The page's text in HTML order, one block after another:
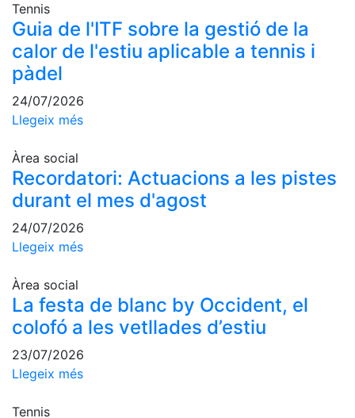
Palmarès
equips
Llegendes
Jugadors
professionals
Competicions
Social de
Tennis
Quadres
de Joc
Quadre
Històric
del
Campionat
Social
Fotos
Tennis
Guia de l'ITF sobre la gestió de la
calor de l'estiu aplicable a tennis i
pàdel
24/07/2026
Llegeix més
Àrea social
Recordatori: Actuacions a les pistes
durant el mes d'agost
24/07/2026
Llegeix més
Àrea social
La festa de blanc by Occident, el
colofó a les vetllades d’estiu
23/07/2026
Llegeix més
Tennis